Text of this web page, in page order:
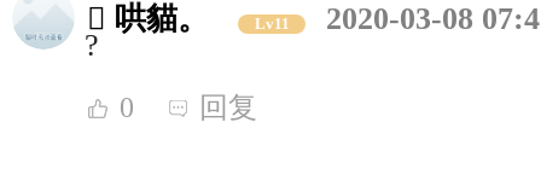
 哄貓。 Lv11 2020-03-08
?
0 回复